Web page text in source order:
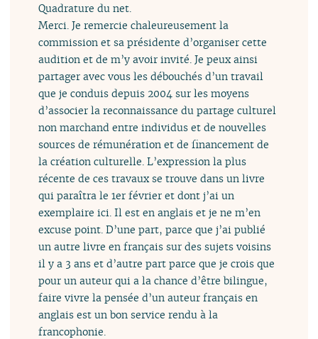
Quadrature du net.
Merci. Je remercie chaleureusement la
commission et sa présidente d’organiser cette
audition et de m’y avoir invité. Je peux ainsi
partager avec vous les débouchés d’un travail
que je conduis depuis 2004 sur les moyens
d’associer la reconnaissance du partage culturel
non marchand entre individus et de nouvelles
sources de rémunération et de financement de
la création culturelle. L’expression la plus
récente de ces travaux se trouve dans un livre
qui paraîtra le 1er février et dont j’ai un
exemplaire ici. Il est en anglais et je ne m’en
excuse point. D’une part, parce que j’ai publié
un autre livre en français sur des sujets voisins
il y a 3 ans et d’autre part parce que je crois que
pour un auteur qui a la chance d’être bilingue,
faire vivre la pensée d’un auteur français en
anglais est un bon service rendu à la
francophonie.